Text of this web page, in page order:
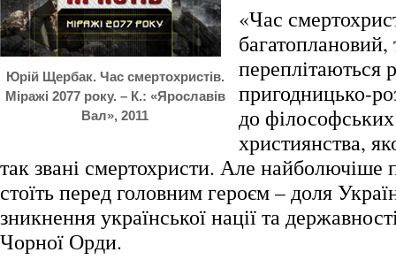
Юрій Щербак. Час смертохристів.
Міражі 2077 року. – К.: «Ярославів
Вал», 2011
«Час
багатоплановий,
переплітаються
пригодницько-
до
християнства,
так звані смертохристи. Але найболючіше
стоїть перед головним героєм – доля
зникнення української нації та
Чорної Орди.